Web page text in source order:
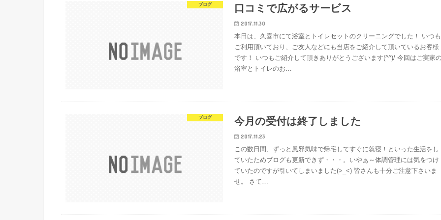
ブログ 口コミで広がるサービス
2017.11.30
本日は、久喜市にて浴室とトイレセットのクリーニングでした！ いつも
ご利用頂いており、ご友人などにも当店をご紹介して頂いているお客様
です！ いつもご紹介して頂きありがとうございます(^^)/ 今回はご実家
浴室とトイレのお…
ブログ 今月の受付は終了しました
2017.11.23
この数日間、ずっと風邪気味で帰宅してすぐに就寝！といった生活をし
ていたためブログも更新できず・・・。いやぁ～体調管理には気をつけ
ていたのですが引いてしまいました(>_<) 皆さんも十分ご注意下さいま
せ。 さて…